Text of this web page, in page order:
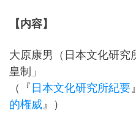
【内容】
大原康男（日本文化研究
皇制」
（『日本文化研究所紀要
的権威』）